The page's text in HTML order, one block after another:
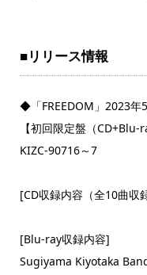
■リリース情報
◆「FREEDOM」2023年
【初回限定盤（
KIZC-90716～7
[CD収録内容（全10曲収
[Blu-ray収録内容]
Sugiyama Kiyotaka